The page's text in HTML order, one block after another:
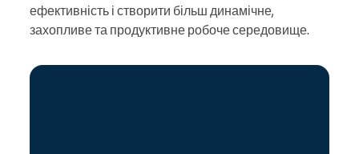
ефективність і створити більш динамічне,
захопливе та продуктивне робоче середовище.